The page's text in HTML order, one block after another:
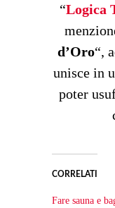
“Logica
d’Oro“,
unisce in
poter
CORRELATI
Fare sauna e